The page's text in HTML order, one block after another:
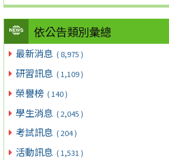
依公告類別彙總
最新消息 ( 8,975 )
研習訊息 ( 1,109 )
榮譽榜 ( 140 )
學生消息 ( 2,045 )
考試訊息 ( 204 )
活動訊息 ( 1,531 )